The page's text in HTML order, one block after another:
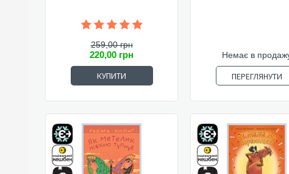
259,00 грн
220,00 грн
КУПИТИ
Немає в
ПЕРЕГЛЯНУТИ